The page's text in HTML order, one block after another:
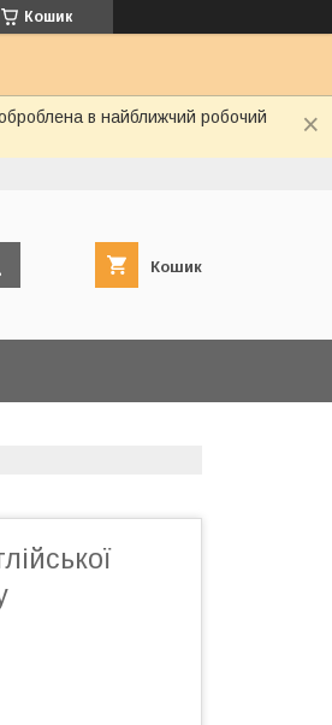
Кошик
в найближчий робочий
Кошик